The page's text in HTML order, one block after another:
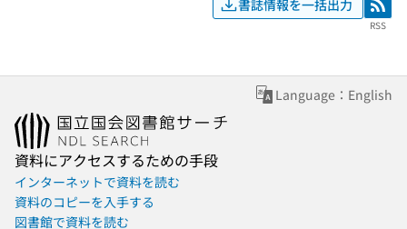
書誌情報を一括出力 RSS
RSS
Language：English
資料にアクセスするための手段
インターネットで資料を読む
資料のコピーを入手する
図書館で資料を読む